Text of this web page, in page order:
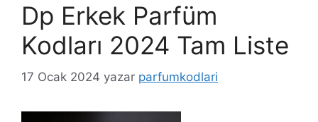
Dp Erkek Parfüm
Kodları 2024 Tam Liste
17 Ocak 2024 yazar parfumkodlari